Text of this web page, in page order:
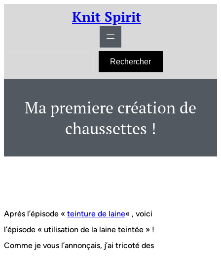
Knit Spirit
h
Rechercher
Ma premiere création de
chaussettes !
Après l’épisode « teinture de laine« , voici
l’épisode « utilisation de la laine teintée » !
Comme je vous l’annonçais, j’ai tricoté des